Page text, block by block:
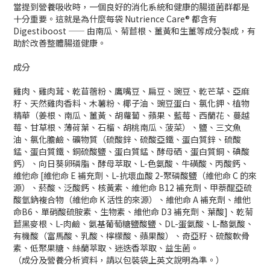
當提到營養吸收時，一個良好的消化系統和健康的腸道菌群都是
十分重要。這就是為什麼每袋 Nutrience Care® 都含有
Digestiboost —— 由南瓜、菊苣根、薑黃和生薑等成分製成，有
助於改善整體腸道健康。
成分
雞肉、雞肉茸、乾苜蓿粉、鷹嘴豆、扁豆、豌豆、乾芒草、亞麻
籽、天然雞肉香料、木薯粉、椰子油、豌豆蛋白、氯化鉀、植物
精華（姜根、南瓜、薑黃、胡蘿蔔、蘋果、藍莓、西蘭花、蔓越
莓、甘草根、薄荷葉、石榴、胡桃南瓜、菠菜）、鹽、三文魚
油、氯化膽鹼、礦物質（硫酸鋅、硫酸亞鐵、蛋白質鋅、硫酸
錳、蛋白質鐵、銅硫酸鹽、蛋白質錳、酵母硒、蛋白質銅、碘酸
鈣）、向日葵卵磷脂、酵母萃取、L-色氨酸、牛磺酸、丙酸鈣、
維他命 [維他命 E 補充劑、L-抗壞血酸 2-聚磷酸鹽（維他命 C 的來
源）、菸酸、泛酸鈣、核黃素、維他命 B12 補充劑、甲萘醌亞硫
酸氫鈉複合物（維他命 K 活性的來源）、維他命 A 補充劑、維他
命B6、單硝酸硫胺素、生物素、維他命 D3 補充劑、葉酸]、乾菊
苣黑麥根、L-肉鹼、氨基葡萄糖鹽酸鹽、DL-蛋氨酸、L-酪氨酸、
有機酸（富馬酸、乳酸、檸檬酸、蘋果酸）、奇亞籽、硫酸軟骨
素、低聚果糖、絲蘭萃取、迷迭香萃取、益生菌。
（成分及營養分析資料，請以包裝袋上英文說明為準。）